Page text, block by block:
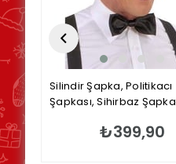
Silindir Şapka, Politikacı
Şapkası, Sihirbaz
₺399,90